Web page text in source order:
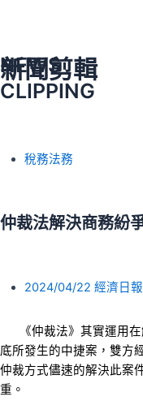
NEWS
CLIPPING
新聞剪輯
稅務法務
仲裁法解決商務紛
2024/04/22 經濟日
《仲裁法》其實運用在
底所發生的中捷案，雙方
仲裁方式儘速的解決此案
重。